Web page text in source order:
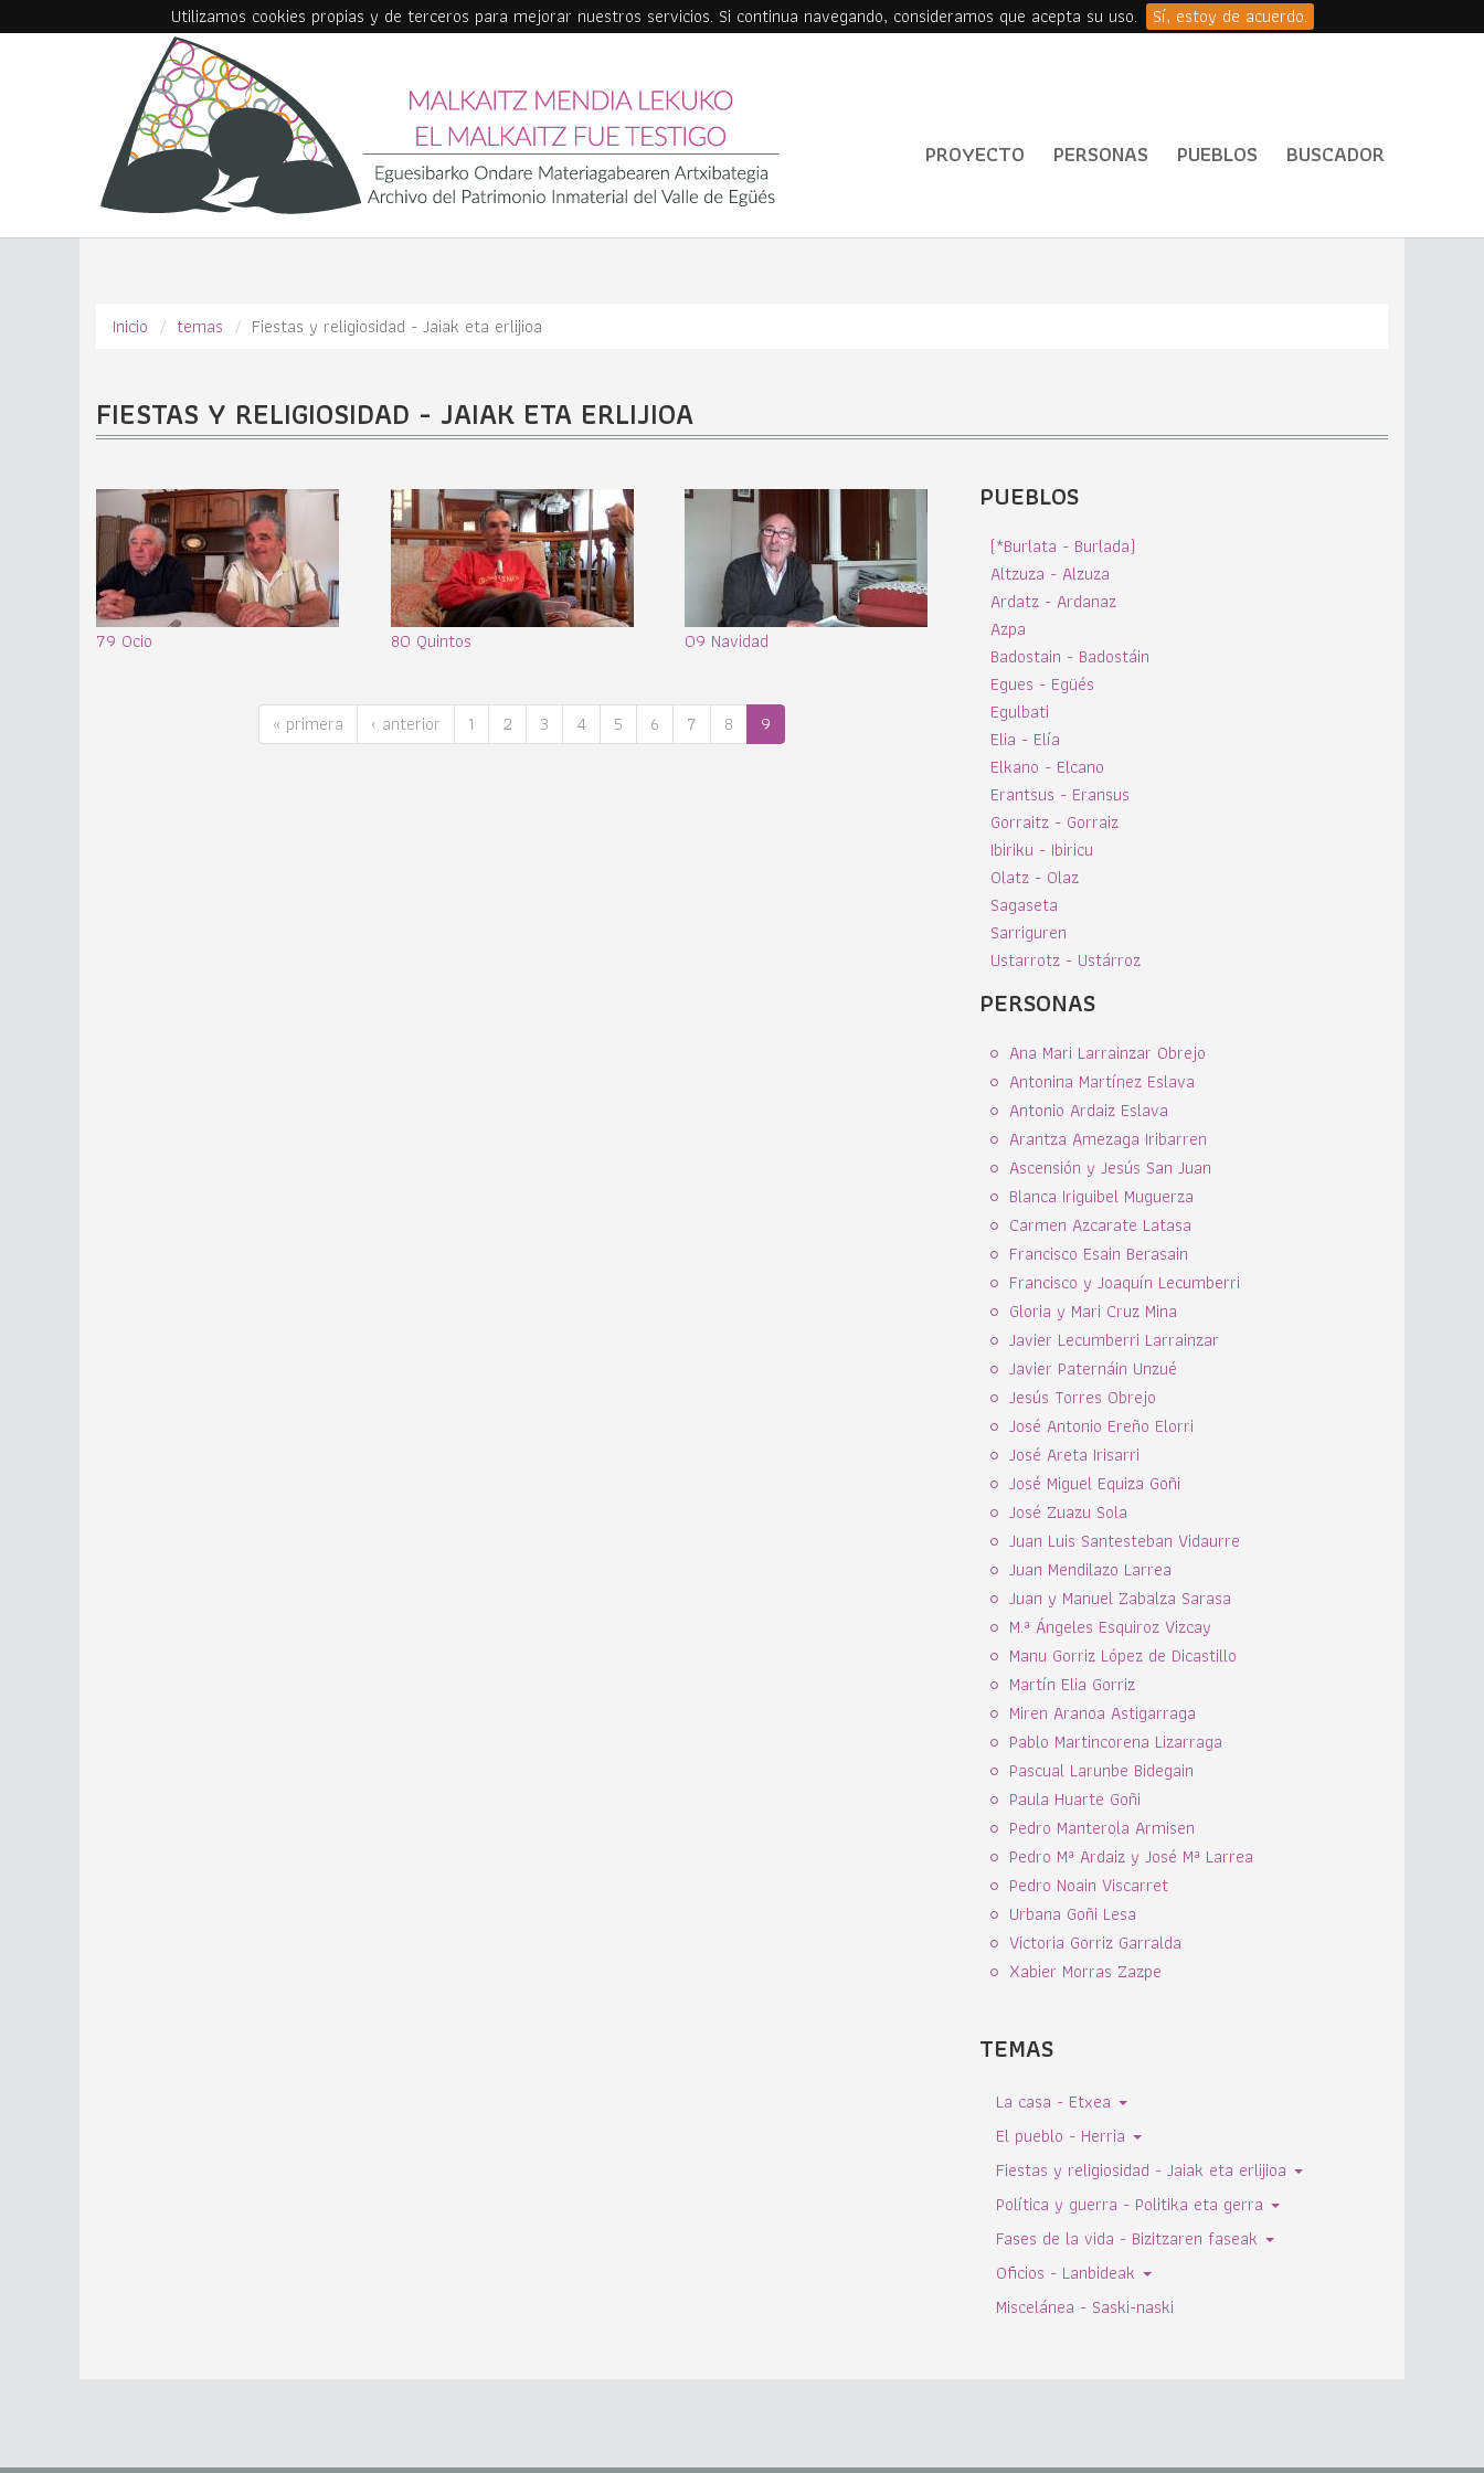
Utilizamos cookies propias y de terceros para mejorar nuestros servicios. Si continua navegando, consideramos que acepta su uso.
Sí, estoy de acuerdo.
PROYECTO PERSONAS PUEBLOS BUSCADOR
Inicio temas Fiestas y religiosidad - Jaiak eta erlijioa
FIESTAS Y RELIGIOSIDAD - JAIAK ETA ERLIJIOA
79 Ocio 80 Quintos 09 Navidad
« primera ‹ anterior 1 2 3 4 5 6 7 8 9
PUEBLOS
(*Burlata - Burlada)
Altzuza - Alzuza
Ardatz - Ardanaz
Azpa
Badostain - Badostáin
Egues - Egüés
Egulbati
Elia - Elía
Elkano - Elcano
Erantsus - Eransus
Gorraitz - Gorraiz
Ibiriku - Ibiricu
Olatz - Olaz
Sagaseta
Sarriguren
Ustarrotz - Ustárroz
PERSONAS
Ana Mari Larrainzar Obrejo
Antonina Martínez Eslava
Antonio Ardaiz Eslava
Arantza Amezaga Iribarren
Ascensión y Jesús San Juan
Blanca Iriguibel Muguerza
Carmen Azcarate Latasa
Francisco Esain Berasain
Francisco y Joaquín Lecumberri
Gloria y Mari Cruz Mina
Javier Lecumberri Larrainzar
Javier Paternáin Unzué
Jesús Torres Obrejo
José Antonio Ereño Elorri
José Areta Irisarri
José Miguel Equiza Goñi
José Zuazu Sola
Juan Luis Santesteban Vidaurre
Juan Mendilazo Larrea
Juan y Manuel Zabalza Sarasa
M.ª Ángeles Esquiroz Vizcay
Manu Gorriz López de Dicastillo
Martín Elia Gorriz
Miren Aranoa Astigarraga
Pablo Martincorena Lizarraga
Pascual Larunbe Bidegain
Paula Huarte Goñi
Pedro Manterola Armisen
Pedro Mª Ardaiz y José Mª Larrea
Pedro Noain Viscarret
Urbana Goñi Lesa
Victoria Gorriz Garralda
Xabier Morras Zazpe
TEMAS
La casa - Etxea
El pueblo - Herria
Fiestas y religiosidad - Jaiak eta erlijioa
Política y guerra - Politika eta gerra
Fases de la vida - Bizitzaren faseak
Oficios - Lanbideak
Miscelánea - Saski-naski